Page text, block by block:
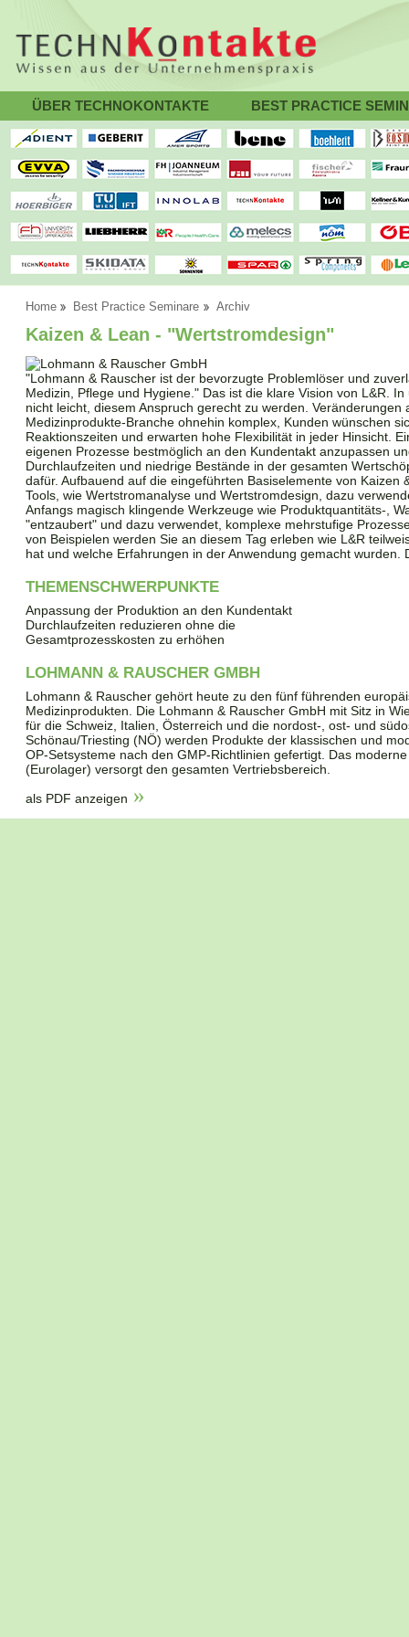
ÜBER TECHNOKONTAKTE BEST PRACTICE
Home Best Practice Seminare Archiv
Kaizen & Lean - "Wertstromdesign"
"Lohmann & Rauscher ist der bevorzugte Problemlöser und
Medizin, Pflege und Hygiene." Das ist die klare Vision von L&R.
nicht leicht, diesem Anspruch gerecht zu werden. Veränderungen
Medizinprodukte-Branche ohnehin komplex, Kunden wünschen
Reaktionszeiten und erwarten hohe Flexibilität in jeder Hinsicht.
eigenen Prozesse bestmöglich an den Kundentakt anzupassen
Durchlaufzeiten und niedrige Bestände in der gesamten
dafür. Aufbauend auf die eingeführten Basiselemente von Kaizen
Tools, wie Wertstromanalyse und Wertstromdesign, dazu
Anfangs magisch klingende Werkzeuge wie Produktquantitäts-,
"entzaubert" und dazu verwendet, komplexe mehrstufige
von Beispielen werden Sie an diesem Tag erleben wie L&R
hat und welche Erfahrungen in der Anwendung gemacht wurden.
THEMENSCHWERPUNKTE
Anpassung der Produktion an den Kundentakt
Durchlaufzeiten reduzieren ohne die
Gesamtprozesskosten zu erhöhen
LOHMANN & RAUSCHER GMBH
Lohmann & Rauscher gehört heute zu den fünf führenden
Medizinprodukten. Die Lohmann & Rauscher GmbH mit Sitz in
für die Schweiz, Italien, Österreich und die nordost-, ost- und
Schönau/Triesting (NÖ) werden Produkte der klassischen und
OP-Setsysteme nach den GMP-Richtlinien gefertigt. Das
(Eurolager) versorgt den gesamten Vertriebsbereich.
als PDF anzeigen